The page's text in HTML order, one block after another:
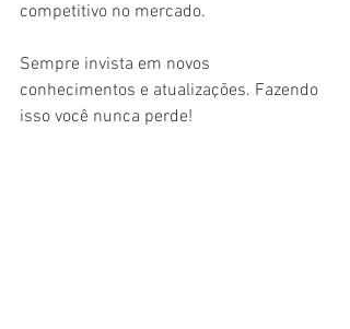
competitivo no mercado.
Sempre invista em novos
conhecimentos e atualizações. Fazendo
isso você nunca perde!